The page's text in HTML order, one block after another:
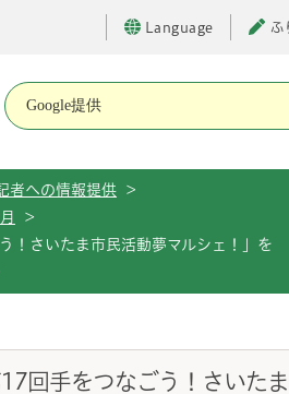
Language ふ
者への情報提供
>
>
！さいたま市民活動夢マルシェ！」を
回手をつなごう！さいた